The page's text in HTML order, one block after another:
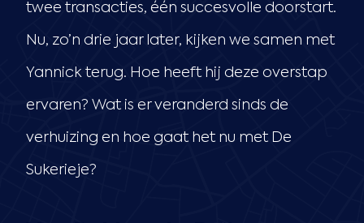
twee transacties, één succesvolle doorstart.
Nu, zo’n drie jaar later, kijken we samen met
Yannick terug. Hoe heeft hij deze overstap
ervaren? Wat is er veranderd sinds de
verhuizing en hoe gaat het nu met De
Sukerieje?